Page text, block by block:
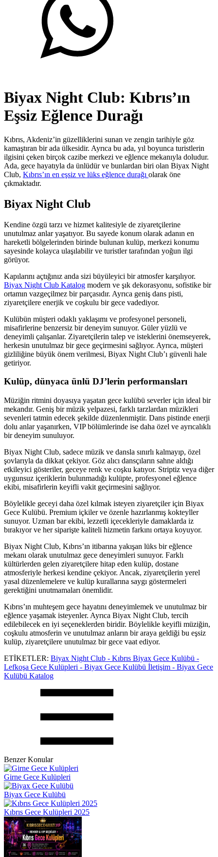
Biyax Night Club: Kıbrıs’ın
Eşsiz Eğlence Durağı
Kıbrıs, Akdeniz’in güzelliklerini sunan ve zengin tarihiyle göz
kamaştıran bir ada ülkesidir. Ayrıca bu ada, yıl boyunca turistlerin
ilgisini çeken birçok cazibe merkezi ve eğlence mekanıyla doludur.
Ada, gece hayatıyla da ünlüdür ve bunlardan biri olan Biyax Night
Club, Kıbrıs’ın en eşsiz ve lüks eğlence durağı olarak öne
çıkmaktadır.
Biyax Night Club
Kendine özgü tarzı ve hizmet kalitesiyle de ziyaretçilerine
unutulmaz anlar yaşatıyor. Bu sayede konum olarak adanın en
hareketli bölgelerinden birinde bulunan kulüp, merkezi konumu
sayesinde kolayca ulaşılabilir ve turistler tarafından yoğun ilgi
görüyor.
Kapılarını açtığınız anda sizi büyüleyici bir atmosfer karşılıyor.
Biyax Night Club Katalog modern ve şık dekorasyonu, sofistike bir
ortamın vazgeçilmez bir parçasıdır. Ayrıca geniş dans pisti,
ziyaretçilere enerjik ve coşkulu bir gece vadediyor.
Kulübün müşteri odaklı yaklaşımı ve profesyonel personeli,
misafirlerine benzersiz bir deneyim sunuyor. Güler yüzlü ve
deneyimli çalışanlar. Ziyaretçilerin talep ve isteklerini önemseyerek,
herkesin unutulmaz bir gece geçirmesini sağlıyor. Ayrıca, müşteri
gizliliğine büyük önem verilmesi, Biyax Night Club’ı güvenli hale
getiriyor.
Kulüp, dünyaca ünlü DJ’lerin performansları
Müziğin ritmini doyasıya yaşatan gece kulübü severler için ideal bir
mekandır. Geniş bir müzik yelpazesi, farklı tarzlardan müzikleri
sevenleri tatmin edecek şekilde düzenlenmiştir. Dans pistinde enerji
dolu anlar yaşanırken, VIP bölümlerinde ise daha özel ve ayrıcalıklı
bir deneyim sunuluyor.
Biyax Night Club, sadece müzik ve dansla sınırlı kalmayıp, özel
şovlarıyla da dikkat çekiyor. Göz alıcı dansçıların sahne aldığı
etkileyici gösteriler, geceye renk ve coşku katıyor. Striptiz veya diğer
uygunsuz içeriklerin bulunmadığı kulüpte, profesyonel eğlence
ekibi, misafirlerin keyifli vakit geçirmesini sağlıyor.
Böylelikle geceyi daha özel kılmak isteyen ziyaretçiler için Biyax
Gece Kulübü. Premium içkiler ve özenle hazırlanmış kokteyller
sunuyor. Uzman bar ekibi, lezzetli içecekleriyle damaklarda iz
bırakıyor ve her siparişte kaliteli hizmetin farkını ortaya koyuyor.
Biyax Night Club, Kıbrıs’ın itibarına yakışan lüks bir eğlence
mekanı olarak unutulmaz gece deneyimleri sunuyor. Farklı
kültürlerden gelen ziyaretçilere hitap eden kulüp, dostane
atmosferiyle herkesi kendine çekiyor. Ancak, ziyaretçilerin yerel
yasal düzenlemelere ve kulüp kurallarına saygı göstermeleri
gerektiğini unutmamaları önemlidir.
Kıbrıs’ın muhteşem gece hayatını deneyimlemek ve unutulmaz bir
eğlence yaşamak isteyenler. Ayrıca Biyax Night Club, tercih
edilebilecek en iyi seçeneklerden biridir. Böylelikle keyifli müziğin,
coşkulu atmosferin ve unutulmaz anların bir araya geldiği bu eşsiz
kulüp, ziyaretçilere unutulmaz bir gece vaat ediyor.
ETİKETLER: Biyax Night Club - Kıbrıs Biyax Gece Kulübü -
Lefkoşa Gece Kulüpleri - Biyax Gece Kulübü İletişim - Biyax Gece
Kulübü Katalog
Benzer Konular
Girne Gece Kulüpleri
Biyax Gece Kulübü
Kıbrıs Gece Kulüpleri 2025